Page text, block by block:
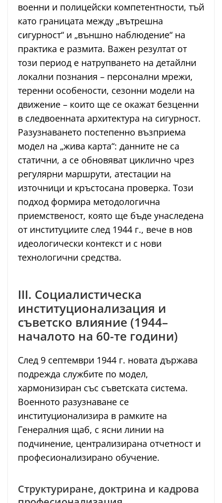
военни и полицейски компетентности, тъй
като границата между „вътрешна
сигурност“ и „външно наблюдение“ на
практика е размита. Важен резултат от
този период е натрупването на детайлни
локални познания – персонални мрежи,
теренни особености, сезонни модели на
движение – които ще се окажат безценни
в следвоенната архитектура на сигурност.
Разузнаването постепенно възприема
модел на „жива карта“: данните не са
статични, а се обновяват циклично чрез
регулярни маршрути, атестации на
източници и кръстосана проверка. Този
подход формира методологична
приемственост, която ще бъде унаследена
от институциите след 1944 г., вече в нов
идеологически контекст и с нови
технологични средства.
III. Социалистическа
институционализация и
съветско влияние (1944–
началото на 60-те години)
След 9 септември 1944 г. новата държава
подрежда службите по модел,
хармонизиран със съветската система.
Военното разузнаване се
институционализира в рамките на
Генералния щаб, с ясни линии на
подчинение, централизирана отчетност и
професионализирано обучение.
Структуриране, доктрина и кадрова